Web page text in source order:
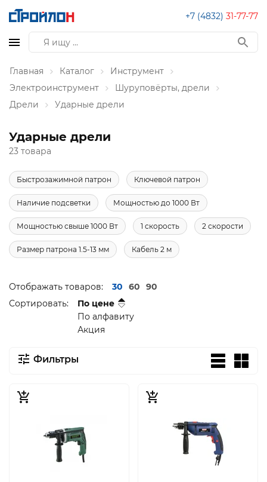
+7 (4832) 31-77-77
Главная Каталог
Инструмент
Электроинструмент
Шуруповёрты, дрели
Дрели
Ударные дрели
Ударные дрели
23 товара
Быстрозажимной патрон Ключевой патрон
Наличие подсветки Мощностью до 1000 Вт
Мощностью свыше 1000 Вт 1 скорость 2 скорости
Размер патрона 1.5-13 мм Кабель 2 м
Отображать товаров: 30 60
90
Сортировать:
По цене
По алфавиту
Акция
Фильтры